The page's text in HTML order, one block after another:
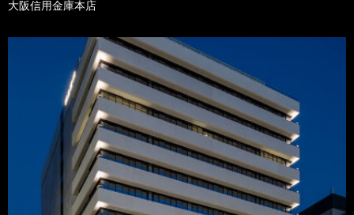
大阪信用金庫本店